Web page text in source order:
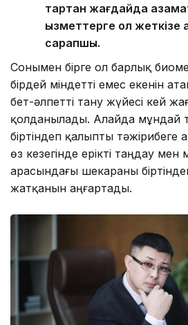
тартқан жағдайда
қызметтерге қол
сарапшы.
Сонымен бірге ол барлық
бірдей міндетті емес екенін
бет-әлпетті тану жүйесі кей
қолданылады. Алайда мұндай
біртіндеп қалыпты тәжірибеге
өз кезегінде ерікті таңдау мен
арасындағы шекараны
жатқанын аңғартады.